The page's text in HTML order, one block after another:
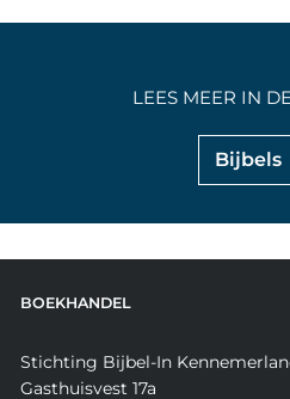
Bijbels
LEES MEER IN
BOEKHANDEL
Stichting Bijbel-In
Gasthuisvest 17a